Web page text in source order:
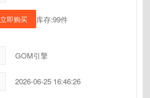
立即购买 库存:99件
GOM引擎
2026-06-25 16:46:26